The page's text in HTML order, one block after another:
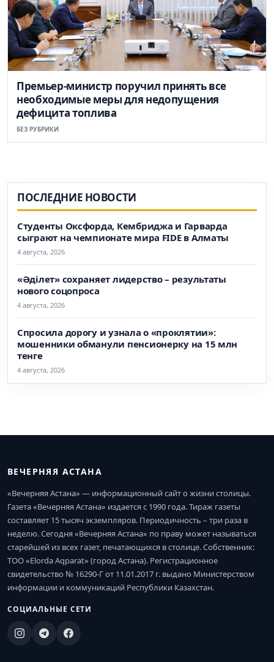
Премьер-министр поручил принять все
необходимые меры для недопущения
дефицита топлива
БЕЗ РУБРИКИ
ПОСЛЕДНИЕ НОВОСТИ
Студенты Оксфорда, Кембриджа и Гарварда
сыграют на чемпионате мира FIDE в Алматы
4 августа, 2026
«Әділет» сохраняет лидерство – результаты
нового соцопроса
4 августа, 2026
Спросила дорогу и узнала о «проклятии»:
мошенники обманули пенсионерку на 15 млн
тенге
4 августа, 2026
ВЕЧЕРНЯЯ АСТАНА
«Вечерняя Астана» — информационный сайт о жизни столицы.
Газета «Вечерняя Астана» издается с 1990 года. Тираж газеты
составляет 15 тысяч экземпляров. Периодичность – три раза в
неделю. Сегодня «Вечерняя Астана» по праву может называться
старейшей из всех газет, печатающихся в столице. Собственник:
ТОО «Elorda Aqparat» (город Астана). Регистрационное
свидетельство № 16290-Г от 11.01.2017 г. выдано Министерством
информации и коммуникаций Республики Казахстан.
СОЦИАЛЬНЫЕ СЕТИ